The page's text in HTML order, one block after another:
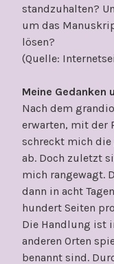
standzuhalten?
um das
lösen?
(Quelle:
Meine Gedanken
Nach dem
erwarten, mit der
schreckt mich
ab. Doch zuletzt
mich rangewagt.
dann in acht
hundert Seiten
Die Handlung ist
anderen Orten
benannt sind.